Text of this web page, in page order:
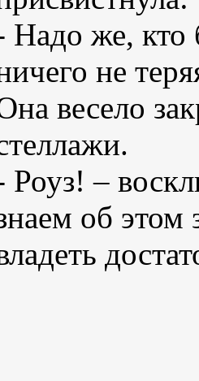
Надо же,
не
весело
Роуз! –
об этом